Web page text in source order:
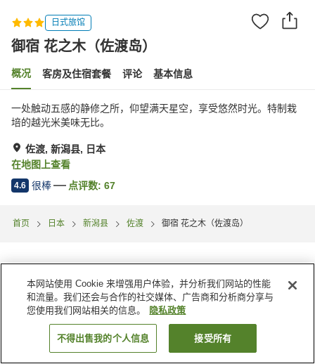
日式旅馆
御宿 花之木（佐渡岛）
概况 客房及住宿套餐 评论 基本信息
一处触动五感的静修之所，仰望满天星空，享受悠然时光。特制栽
培的越光米美味无比。
佐渡, 新潟县, 日本
在地图上查看
4.6 很棒 点评数: 67
首页 日本 新潟县 佐渡 御宿 花之木（佐渡岛）
搜索客房
本网站使用 Cookie 来增强用户体验，并分析我们网站的性能
和流量。我们还会与合作的社交媒体、广告商和分析商分享与
您使用我们网站相关的信息。
隐私政策
不得出售我的个人信息 接受所有